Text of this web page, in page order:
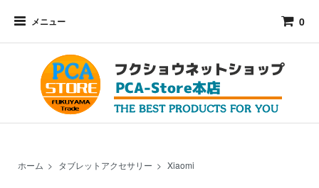
メニュー 0
ホーム > タブレットアクセサリー > Xiaomi